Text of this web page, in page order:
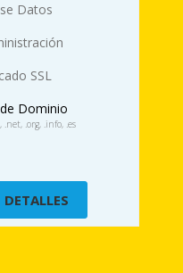
Datos
SSL
Dominio
.org, .info, .es
DETALLES